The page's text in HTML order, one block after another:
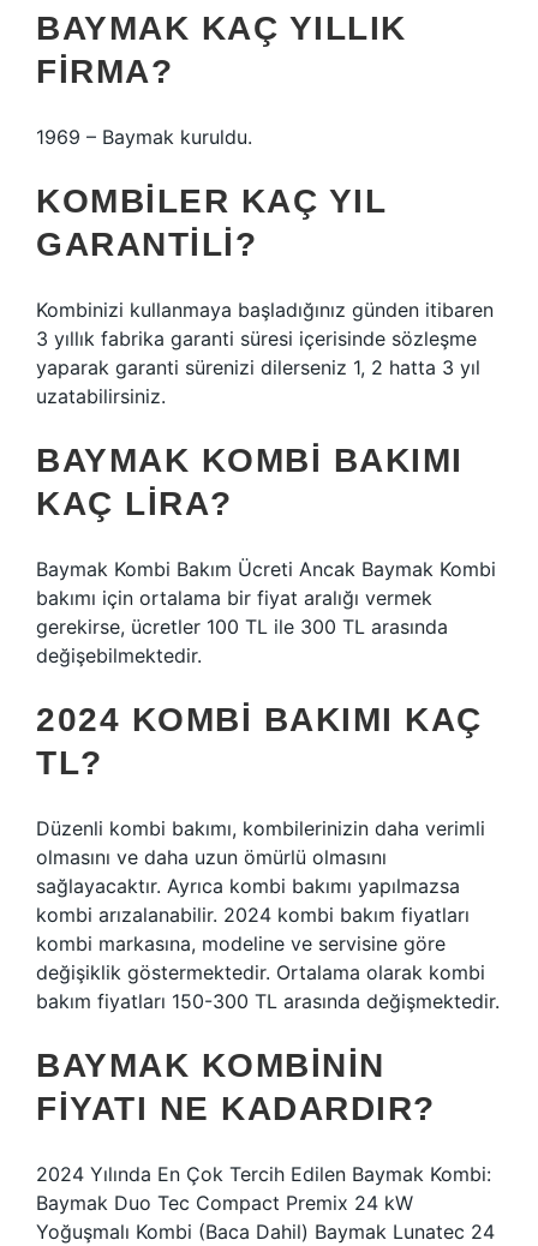
BAYMAK KAÇ YILLIK
FIRMA?
1969 – Baymak kuruldu.
KOMBILER KAÇ YIL
GARANTILI?
Kombinizi kullanmaya başladığınız günden itibaren
3 yıllık fabrika garanti süresi içerisinde sözleşme
yaparak garanti sürenizi dilerseniz 1, 2 hatta 3 yıl
uzatabilirsiniz.
BAYMAK KOMBI BAKIMI
KAÇ LIRA?
Baymak Kombi Bakım Ücreti Ancak Baymak Kombi
bakımı için ortalama bir fiyat aralığı vermek
gerekirse, ücretler 100 TL ile 300 TL arasında
değişebilmektedir.
2024 KOMBI BAKIMI KAÇ
TL?
Düzenli kombi bakımı, kombilerinizin daha verimli
olmasını ve daha uzun ömürlü olmasını
sağlayacaktır. Ayrıca kombi bakımı yapılmazsa
kombi arızalanabilir. 2024 kombi bakım fiyatları
kombi markasına, modeline ve servisine göre
değişiklik göstermektedir. Ortalama olarak kombi
bakım fiyatları 150-300 TL arasında değişmektedir.
BAYMAK KOMBININ
FIYATI NE KADARDIR?
2024 Yılında En Çok Tercih Edilen Baymak Kombi:
Baymak Duo Tec Compact Premix 24 kW
Yoğuşmalı Kombi (Baca Dahil) Baymak Lunatec 24